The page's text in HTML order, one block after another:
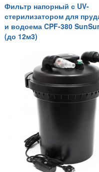
Фильтр напорный с UV-
стерилизатором для
и водоема CPF-380
(до 12м3)